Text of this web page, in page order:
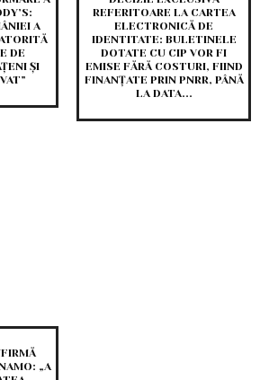
A
DE
ȘI
REFERITOARE LA CARTEA
ELECTRONICĂ DE
IDENTITATE: BULETINELE
DOTATE CU CIP VOR FI
EMISE FĂRĂ COSTURI, FIIND
FINANȚATE PRIN PNRR, PÂNĂ
LA DATA...
„A